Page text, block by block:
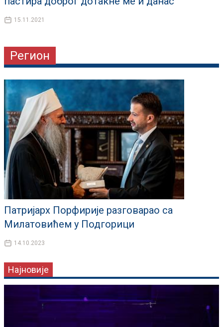
15.11.2021
Регион
Патријарх Порфирије разговарао са
Милатовићем у Подгорици
14.10.2023
Најновије